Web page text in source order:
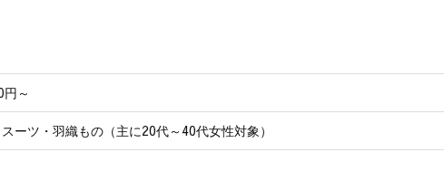
～
スーツ・羽織もの（主に20代～40代女性対象）